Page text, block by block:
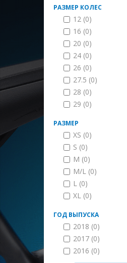
РАЗМЕР КОЛЕС
12 (0)
16 (0)
20 (0)
24 (0)
26 (0)
27.5 (0)
28 (0)
29 (0)
РАЗМЕР
XS (0)
S (0)
M (0)
M/L (0)
L (0)
XL (0)
ГОД ВЫПУСКА
2018 (0)
2017 (0)
2016 (0)